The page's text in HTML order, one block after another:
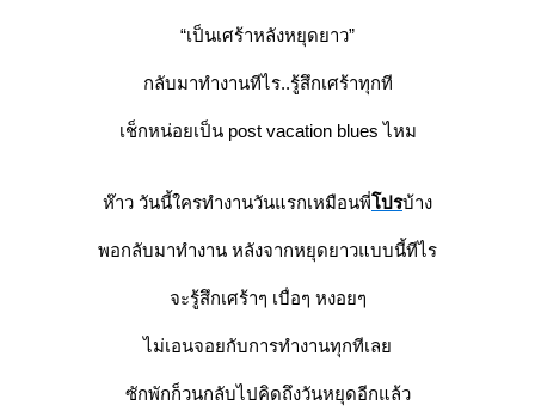
“เป็นเศร้าหลังหยุดยาว”
กลับมาทำงานทีไร..รู้สึกเศร้าทุกที
เช็กหน่อยเป็น post vacation blues ไหม
ห๊าว วันนี้ใครทำงานวันแรกเหมือนพี่ปรบ้าง
พอกลับมาทำงาน หลังจากหยุดยาวแบบนี้ทีไร
จะรู้สึกเศร้าๆ เบื่อๆ หงอยๆ
ไม่เอนจอยกับการทำงานทุกทีเล
ซักพักก็วนกลับไปคิดถึงวันหยุดอีกแล้ว